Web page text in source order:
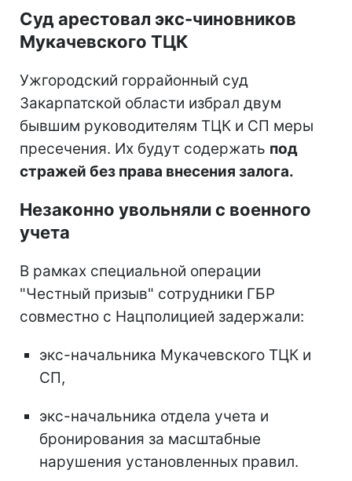
Суд арестовал экс-чиновников
Мукачевского ТЦК
Ужгородский горрайонный суд
Закарпатской области избрал двум
бывшим руководителям ТЦК и СП меры
пресечения. Их будут содержать под
стражей без права внесения залога.
Незаконно увольняли с военного
учета
В рамках специальной операции
"Честный призыв" сотрудники ГБР
совместно с Нацполицией задержали:
экс-начальника Мукачевского ТЦК и
СП,
экс-начальника отдела учета и
бронирования за масштабные
нарушения установленных правил.